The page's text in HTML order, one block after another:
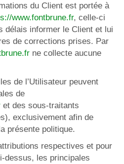
du Client est portée à
www.fontbrune.fr, celle-ci
délais informer le Client et lui
de corrections prises. Par
ne collecte aucune
de l’Utilisateur peuvent
de
et des sous-traitants
exclusivement afin de
présente politique.
respectives et pour
dessus, les principales